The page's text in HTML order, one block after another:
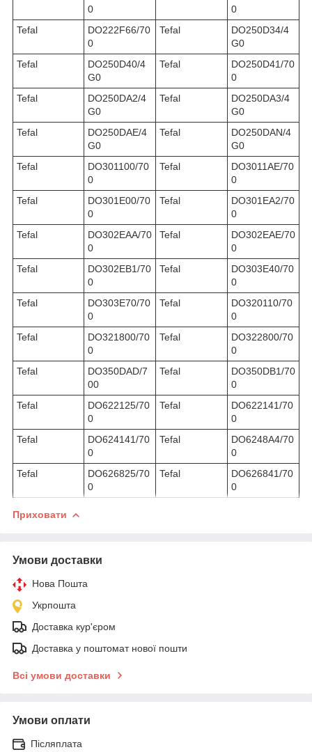
0
0
Tefal
DO222F66/70
0
Tefal
DO250D34/4
G0
Tefal
DO250D40/4
G0
Tefal
DO250D41/70
0
Tefal
DO250DA2/4
G0
Tefal
DO250DA3/4
G0
Tefal
DO250DAE/4
G0
Tefal
DO250DAN/4
G0
Tefal
DO301100/70
0
Tefal
DO3011AE/70
0
Tefal
DO301E00/70
0
Tefal
DO301EA2/70
0
Tefal
DO302EAA/70
0
Tefal
DO302EAE/70
0
Tefal
DO302EB1/70
0
Tefal
DO303E40/70
0
Tefal
DO303E70/70
0
Tefal
DO320110/70
0
Tefal
DO321800/70
0
Tefal
DO322800/70
0
Tefal
DO350DAD/7
00
Tefal
DO350DB1/70
0
Tefal
DO622125/70
0
Tefal
DO622141/70
0
Tefal
DO624141/70
0
Tefal
DO6248A4/70
0
Tefal
DO626825/70
0
Tefal
DO626841/70
0
Приховати
Умови доставки
Нова Пошта
Укрпошта
Доставка кур'єром
Доставка у поштомат нової пошти
Всі умови доставки
Умови оплати
Післяплата